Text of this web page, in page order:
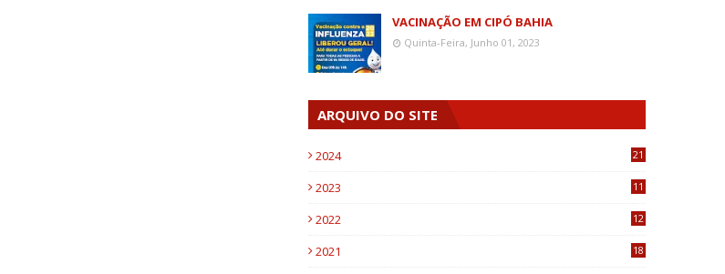
VACINAÇÃO EM CIPÓ BAHIA
Quinta-Feira, Junho 01, 2023
ARQUIVO DO SITE
2024 21
2023
11
2022
12
2021
18